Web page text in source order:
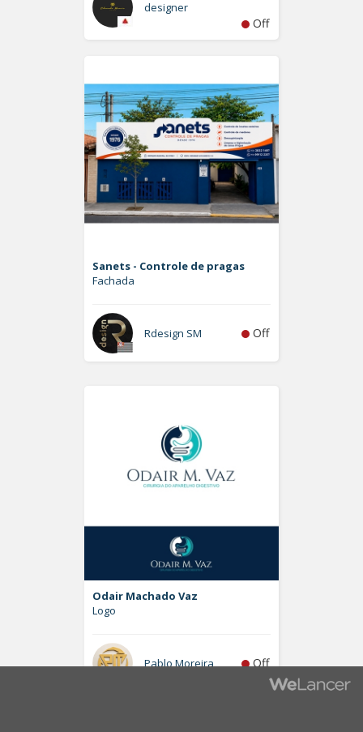
designer
Off
Sanets - Controle de pragas
Fachada
Rdesign SM Off
Odair Machado Vaz
Logo
Pablo Moreira Off